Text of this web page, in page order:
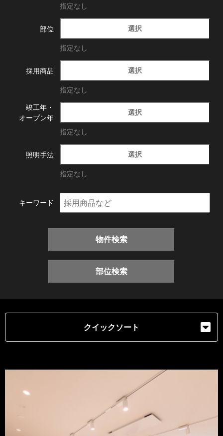
指定なし
部位 選択
指定なし
採用商品 選択
指定なし
竣工年・
オープン年
選択
指定なし
照明手法 選択
指定なし
キーワード
物件検索
部位検索
クイックソート